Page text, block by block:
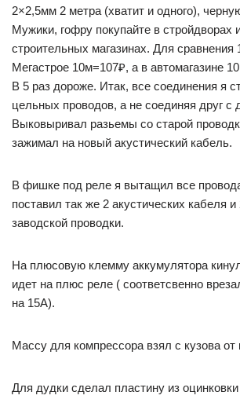
2×2,5мм 2 метра (хватит и одного),
Мужики, гофру покупайте в стройдворах
строительных магазинах. Для сравнения
Мегастрое 10м=107₽, а в автомагазине
В 5 раз дороже. Итак, все соединения я
цельных проводов, а не соединяя друг с
Выковыривал разьемы со старой
зажимал на новый акустический кабель.
В фишке под реле я вытащил все
поставил так же 2 акустических кабеля
заводской проводки.
На плюсовую клемму аккумулятора
идет на плюс реле ( соответсвенно
на 15А).
Массу для компрессора взял с кузова
Для дудки сделал пластину из